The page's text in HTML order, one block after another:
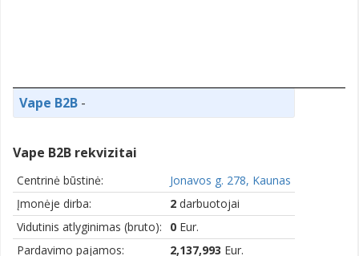
Vape B2B -
Vape B2B rekvizitai
Centrinė būstinė:
Jonavos g. 278, Kaunas
Įmonėje dirba:
2 darbuotojai
Vidutinis atlyginimas (bruto):
0 Eur.
Pardavimo pajamos:
2,137,993 Eur.